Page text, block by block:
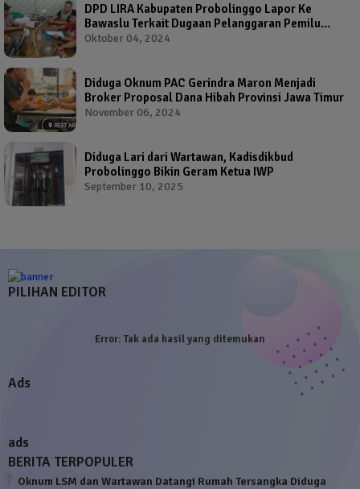
DPD LIRA Kabupaten Probolinggo Lapor Ke
Bawaslu Terkait Dugaan Pelanggaran Pemilu
Oleh Salah Satu Calon Wakil Bupati Probolinggo
Oktober 04, 2024
Diduga Oknum PAC Gerindra Maron Menjadi
Broker Proposal Dana Hibah Provinsi Jawa Timur
November 06, 2024
Diduga Lari dari Wartawan, Kadisdikbud
Probolinggo Bikin Geram Ketua IWP
September 10, 2025
PILIHAN EDITOR
Error:Tak ada hasil yang ditemukan
Ads
ads
BERITA TERPOPULER
Oknum LSM dan Wartawan Datangi Rumah Tersangka Diduga